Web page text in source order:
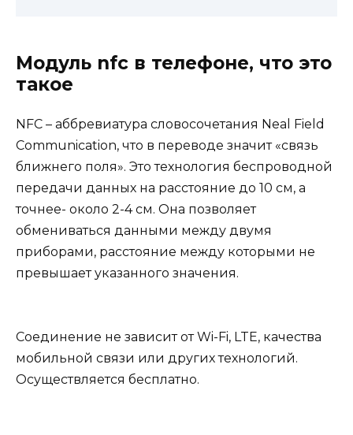
Модуль nfc в телефоне, что это
такое
NFC – аббревиатура словосочетания Neal Field
Communication, что в переводе значит «связь
ближнего поля». Это технология беспроводной
передачи данных на расстояние до 10 см, а
точнее- около 2-4 см. Она позволяет
обмениваться данными между двумя
приборами, расстояние между которыми не
превышает указанного значения.
Соединение не зависит от Wi-Fi, LTE, качества
мобильной связи или других технологий.
Осуществляется бесплатно.